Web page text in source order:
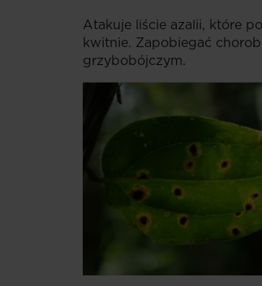
Atakuje liście azalii, które
kwitnie. Zapobiegać
grzybobójczym.